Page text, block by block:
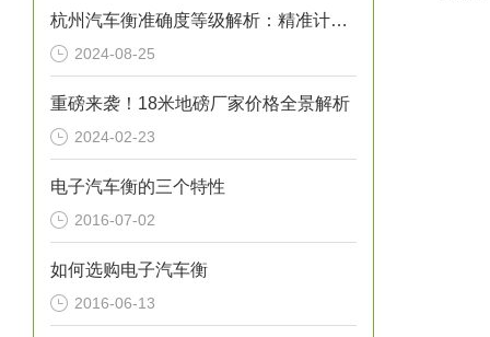
杭州汽车衡准确度等级解析：精准计量，助力物流高效
2024-08-25
重磅来袭！18米地磅厂家价格全景解析
2024-02-23
电子汽车衡的三个特性
2016-07-02
如何选购电子汽车衡
2016-06-13